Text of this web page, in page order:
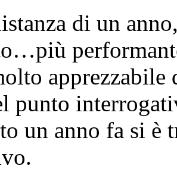
di un
punto
un anno fa si è